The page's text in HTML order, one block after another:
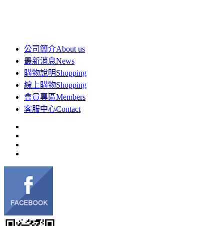
公司簡介About us
最新消息News
購物說明Shopping
線上購物Shopping
會員專區Members
客服中心Contact